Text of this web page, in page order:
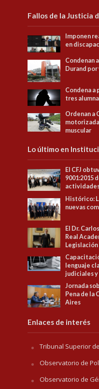
Fallos de la Justicia
Imponen
en
Condenan
Durand
Condena a
tres
Ordenan a
muscular
Lo último en
El CFJ
9001:2015
Histórico:
nuevas
El Dr.
Real
Legislación
lenguaje
judiciales
Jornada
Pena de la
Aires
Enlaces de interés
Tribunal Superior
Observatorio de
Observatorio de